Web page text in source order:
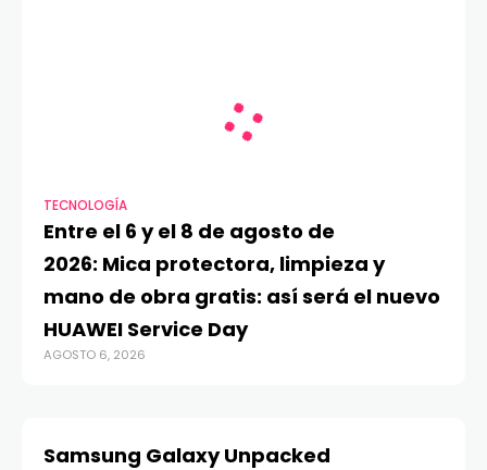
TECNOLOGÍA
Entre el 6 y el 8 de agosto de
2026: Mica protectora, limpieza y
mano de obra gratis: así será el nuevo
HUAWEI Service Day
AGOSTO 6, 2026
Samsung Galaxy Unpacked